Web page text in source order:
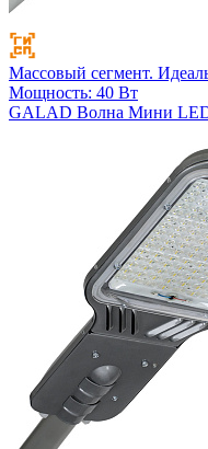
Массовый сегмент.
Мощность: 40 Вт
GALAD Волна Мини